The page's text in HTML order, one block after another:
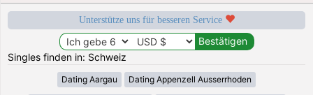
Unterstütze uns für besseren Service
Singles finden in: Schweiz
Dating Aargau Dating Appenzell Ausserrhoden